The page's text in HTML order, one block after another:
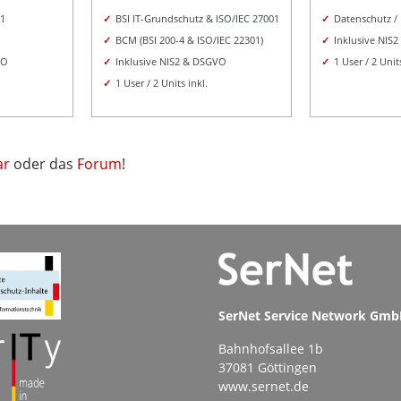
✓ BSI IT-Grundschutz & ISO/IEC 27001
✓ BCM (BSI 200-4 & ISO/IEC 22301)
✓ Inklusive NIS2 & DSGVO
✓ 1 User / 2 Units inkl.
✓ Datenschutz /
✓ Inklusive NIS2
✓ 1 User / 2
oder das Forum!
SerNet Service Network
Bahnhofsallee 1b
37081 Göttingen
www.sernet.de